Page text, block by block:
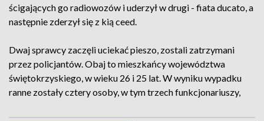
ścigających go radiowozów i uderzył w drugi - fiata ducato, a
następnie zderzył się z kią ceed.
Dwaj sprawcy zaczęli uciekać pieszo, zostali zatrzymani
przez policjantów. Obaj to mieszkańcy województwa
świętokrzyskiego, w wieku 26 i 25 lat. W wyniku wypadku
ranne zostały cztery osoby, w tym trzech funkcjonariuszy,